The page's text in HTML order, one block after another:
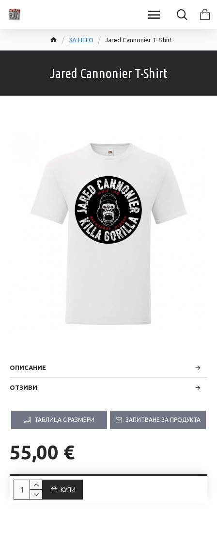
ЗА НЕГО Jared Cannonier T-Shirt
Jared Cannonier T-Shirt
ОПИСАНИЕ
ОТЗИВИ
ТАБЛИЦА С РАЗМЕРИ ЗАПИТВАНЕ ЗА ПРОДУКТА
55,00 €
КУПИ